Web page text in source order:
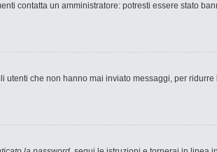
contatta un amministratore: potresti essere stato
che non hanno mai inviato messaggi, per